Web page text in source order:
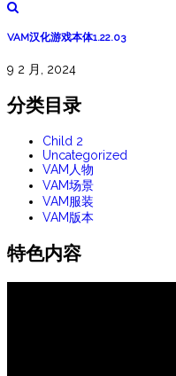
VAM汉化游戏本体1.22.03
9 2 月, 2024
分类目录
Child 2
Uncategorized
VAM人物
VAM场景
VAM服装
VAM版本
特色内容